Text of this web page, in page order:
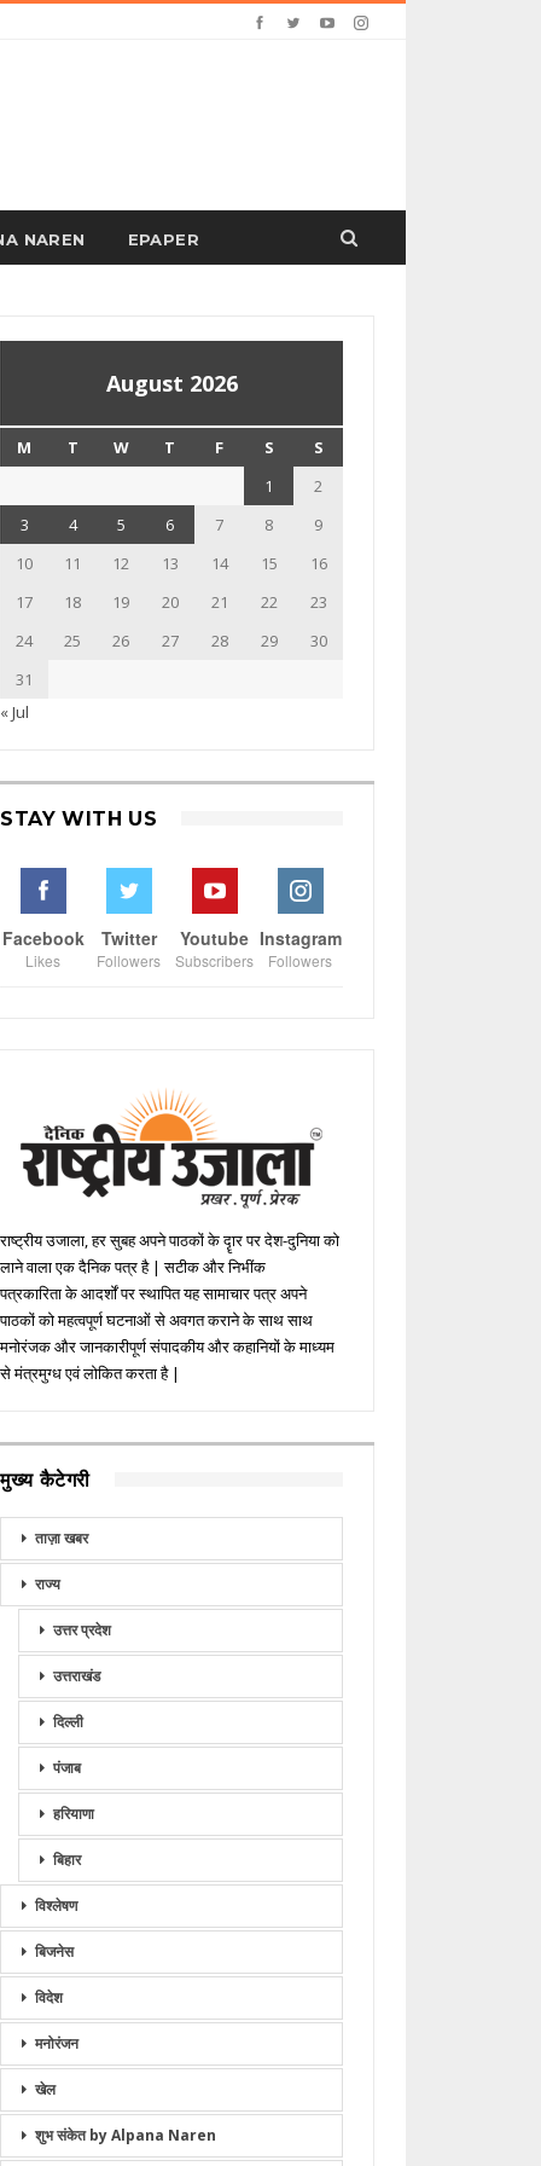
NAREN EPAPER
August 2026
M T W T F S
S
1
2
3
4 5 6 7 8
9
10
11 12 13 14 15
16
17
18 19 20 21 22
23
24
25 26 27 28 29
30
31
« Jul
STAY WITH US
Facebook
Likes
Twitter
Followers
Youtube
Subscribers
Instagram
Followers
राष्ट्रीय उजाला, हर सुबह अपने पाठकों के दॄार पर देश-दुनिया को
लाने वाला एक दैनिक पत्र है | सटीक और निभींक
पत्रकारिता के आदर्शों पर स्थापित यह सामाचार पत्र अपने
पाठकों को महत्वपूर्ण घटनाओं से अवगत कराने के साथ साथ
मनोरंजक और जानकारीपूर्ण संपादकीय और कहानियों के माध्यम
से मंत्रमुग्ध एवं लोकित करता है |
मुख्य कैटेगरी
ताज़ा खबर
राज्य
उत्तर प्रदेश
उत्तराखंड
दिल्ली
पंजाब
हरियाणा
बिहार
विश्लेषण
बिजनेस
विदेश
मनोरंजन
खेल
शुभ संकेत by Alpana Naren